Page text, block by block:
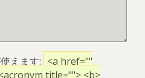
えます: <a href=""
title=""> <b>